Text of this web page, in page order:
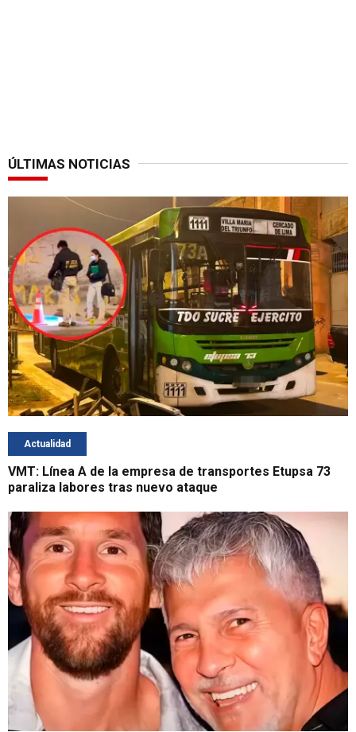
ÚLTIMAS NOTICIAS
Actualidad
VMT: Línea A de la empresa de transportes Etupsa 73
paraliza labores tras nuevo ataque